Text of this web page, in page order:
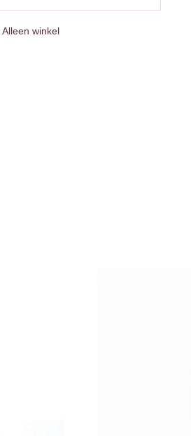
Alleen winkel